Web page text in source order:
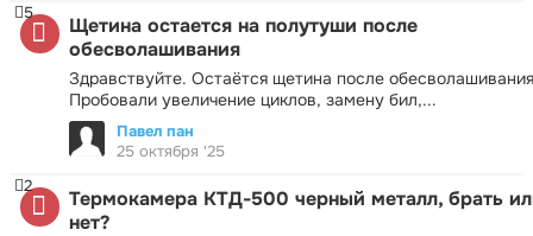
Щетина остается на полутуши после
обесволашивания
Здравствуйте. Остаётся щетина после
Пробовали увеличение циклов, замену бил,...
5
Павел пан
25 октября '25
Термокамера КТД-500 черный металл, брать
нет?
2